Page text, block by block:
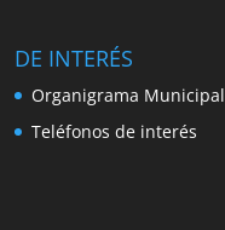
DE INTERÉS
Organigrama Municipal
Teléfonos de interés